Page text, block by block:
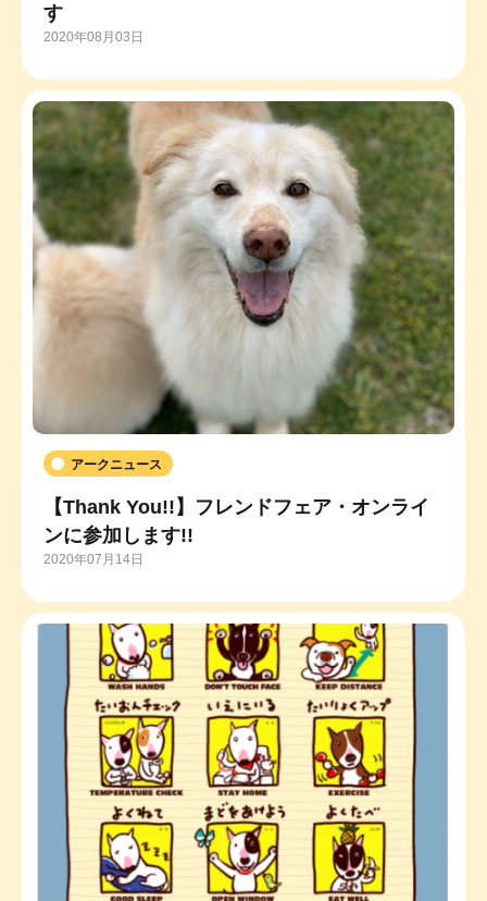
す
2020年08月03日
アークニュース
【Thank You!!】フレンドフェア・オンライ
ンに参加します!!
2020年07月14日